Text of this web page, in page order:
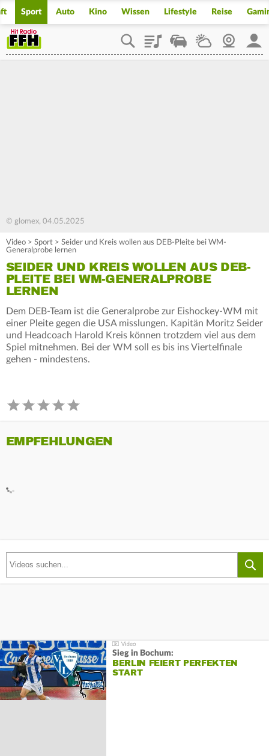
Sport Auto Kino Wissen Lifestyle Reise
PlaylistStaupilotWetterWebcam
© glomex, 04.05.2025
Video > Sport > Seider und Kreis wollen aus DEB-Pleite bei WM-
Generalprobe lernen
SEIDER UND KREIS WOLLEN AUS DEB-
PLEITE BEI WM-GENERALPROBE
LERNEN
Dem DEB-Team ist die Generalprobe zur Eishockey-WM mit
einer Pleite gegen die USA misslungen. Kapitän Moritz Seider
und Headcoach Harold Kreis können trotzdem viel aus dem
Spiel mitnehmen. Bei der WM soll es bis ins Viertelfinale
gehen - mindestens.
EMPFEHLUNGEN
Sieg in Bochum:
BERLIN FEIERT PERFEKTEN
START